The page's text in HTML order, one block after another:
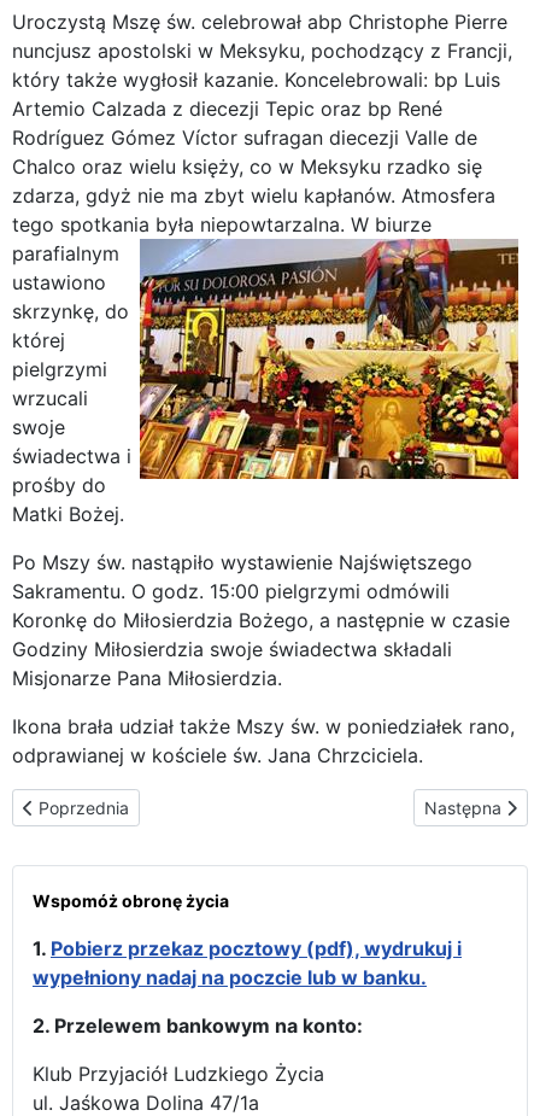
Uroczystą Mszę św. celebrował abp Christophe Pierre
nuncjusz apostolski w Meksyku, pochodzący z Francji,
który także wygłosił kazanie. Koncelebrowali: bp Luis
Artemio Calzada z diecezji Tepic oraz bp René
Rodríguez Gómez Víctor sufragan diecezji Valle de
Chalco oraz wielu księży, co w Meksyku rzadko się
zdarza, gdyż nie ma zbyt wielu kapłanów. Atmosfera
tego spotkania była niepowtarzalna. W biurze
parafialnym
ustawiono
skrzynkę, do
której
pielgrzymi
wrzucali
swoje
świadectwa i
prośby do
Matki Bożej.
Po Mszy św. nastąpiło wystawienie Najświętszego
Sakramentu. O godz. 15:00 pielgrzymi odmówili
Koronkę do Miłosierdzia Bożego, a następnie w czasie
Godziny Miłosierdzia swoje świadectwa składali
Misjonarze Pana Miłosierdzia.
Ikona brała udział także Mszy św. w poniedziałek rano,
odprawianej w kościele św. Jana Chrzciciela.
Poprzednia strona: Matka Boża rozpoczęła objazd miast
Poprzednia Następna
Następna
Wspomóż obronę życia
1. Pobierz przekaz pocztowy (pdf), wydrukuj i
wypełniony nadaj na poczcie lub w banku.
2. Przelewem bankowym na konto:
Klub Przyjaciół Ludzkiego Życia
ul. Jaśkowa Dolina 47/1a